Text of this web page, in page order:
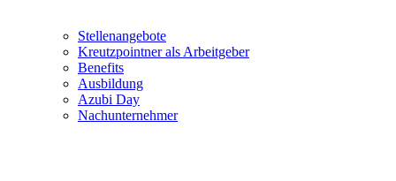
Stellenangebote
Kreutzpointner als Arbeitgeber
Benefits
Ausbildung
Azubi Day
Nachunternehmer